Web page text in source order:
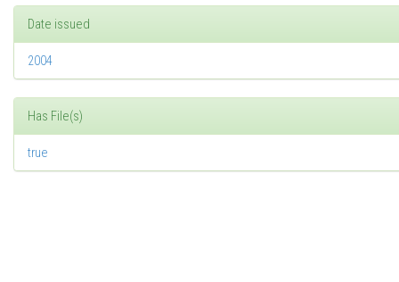
Date issued
2004
Has File(s)
true